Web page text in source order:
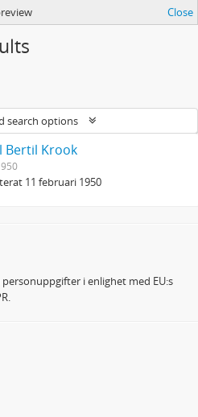
Close
search options
Bertil Krook
11 februari 1950
i enlighet med EU:s